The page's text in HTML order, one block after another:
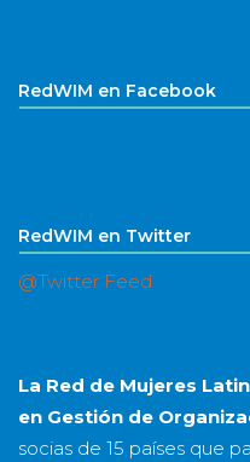
RedWIM en Facebook
RedWIM en Twitter
@Twitter Feed
La Red de Mujeres
en Gestión de
socias de 15 países que